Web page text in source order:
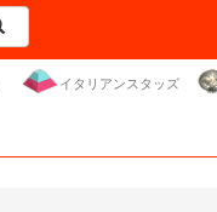
イタリアンスタッズ